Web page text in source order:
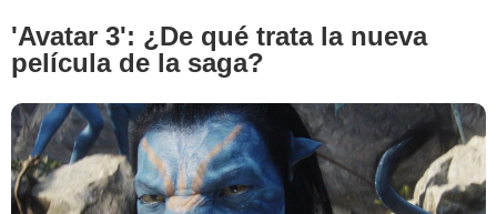
'Avatar 3': ¿De qué trata la nueva
película de la saga?